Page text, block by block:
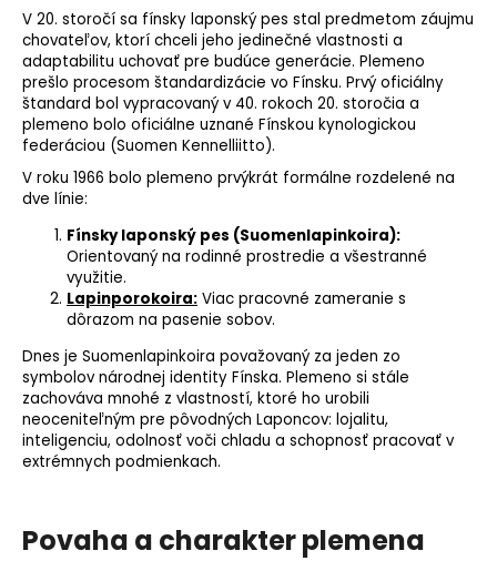
V 20. storočí sa fínsky laponský pes stal predmetom záujmu
chovateľov, ktorí chceli jeho jedinečné vlastnosti a
adaptabilitu uchovať pre budúce generácie. Plemeno
prešlo procesom štandardizácie vo Fínsku. Prvý oficiálny
štandard bol vypracovaný v 40. rokoch 20. storočia a
plemeno bolo oficiálne uznané Fínskou kynologickou
federáciou (Suomen Kennelliitto).
V roku 1966 bolo plemeno prvýkrát formálne rozdelené na
dve línie:
Fínsky laponský pes (Suomenlapinkoira):
Orientovaný na rodinné prostredie a všestranné
využitie.
Lapinporokoira: Viac pracovné zameranie s
dôrazom na pasenie sobov.
Dnes je Suomenlapinkoira považovaný za jeden zo
symbolov národnej identity Fínska. Plemeno si stále
zachováva mnohé z vlastností, ktoré ho urobili
neoceniteľným pre pôvodných Laponcov: lojalitu,
inteligenciu, odolnosť voči chladu a schopnosť pracovať v
extrémnych podmienkach.
Povaha a charakter plemena